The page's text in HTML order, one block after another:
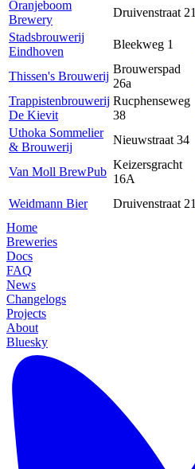
Oranjeboom
Brewery
Druivenstraat 21
Stadsbrouwerij
Eindhoven
Bleekweg 1
Thissen's Brouwerij
Brouwerspad
26a
Trappistenbrouwerij
De Kievit
Rucphenseweg
38
Uthoka Sommelier
& Brouwerij
Nieuwstraat 34
Van Moll BrewPub
Keizersgracht
16A
Weidmann Bier
Druivenstraat 21
Home
Breweries
Docs
FAQ
News
Changelogs
Projects
About
Bluesky